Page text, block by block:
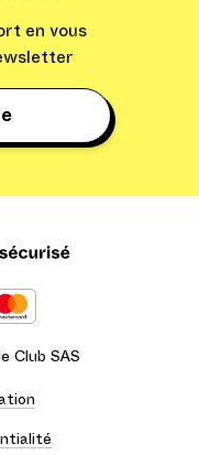
en vous
Club SAS